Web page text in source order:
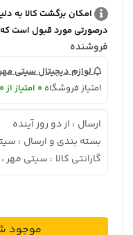
امکان برگشت کالا به
درصورتی مورد قبول است که
فروشنده
لوازم دیجیتال سیتی
امتیاز فروشگاه 0 امتیاز از 0 رای
ارسال : از دو روز آینده
بسته بندی و ارسال :
گارانتی کالا : سیتی مهر
موجود